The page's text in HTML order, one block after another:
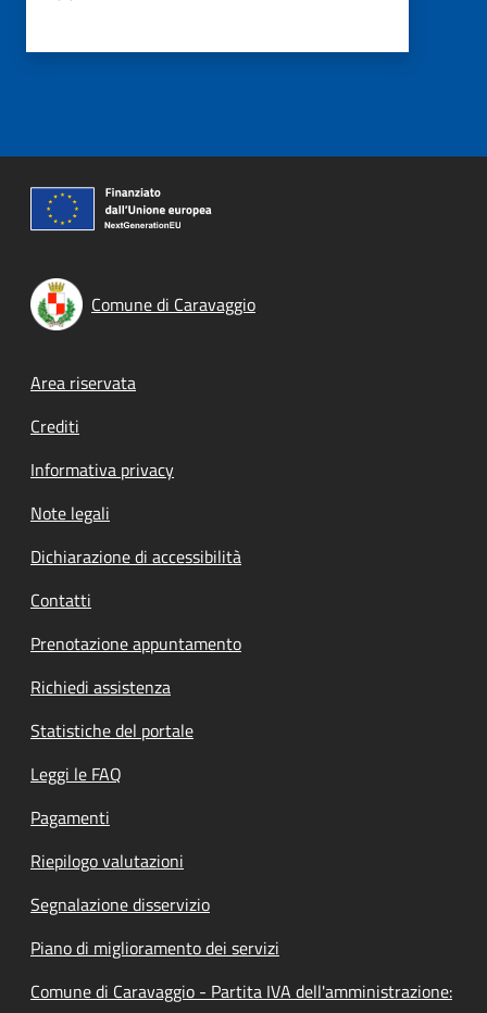
Comune di Caravaggio
Footer menu
Area riservata
Crediti
Informativa privacy
Note legali
Dichiarazione di accessibilità
Contatti
Prenotazione appuntamento
Richiedi assistenza
Statistiche del portale
Leggi le FAQ
Pagamenti
Riepilogo valutazioni
Segnalazione disservizio
Piano di miglioramento dei servizi
Comune di Caravaggio - Partita IVA dell'amministrazione: